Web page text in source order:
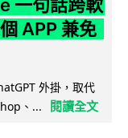
一句話跨軟
APP 兼免
外掛，取代
、...
閱讀全文